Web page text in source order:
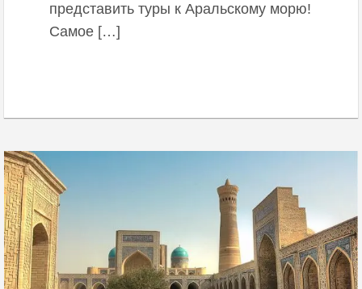
представить туры к Аральскому морю!
Самое […]